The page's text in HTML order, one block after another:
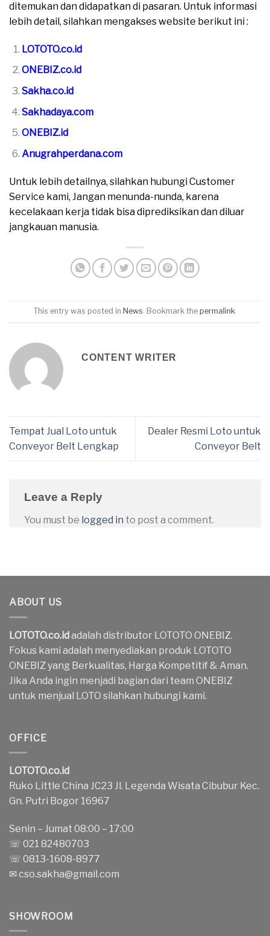
ditemukan dan didapatkan di pasaran. Untuk informasi
lebih detail, silahkan mengakses website berikut ini :
LOTOTO.co.id
ONEBIZ.co.id
Sakha.co.id
Sakhadaya.com
ONEBIZ.id
Anugrahperdana.com
Untuk lebih detailnya, silahkan hubungi Customer
Service kami, Jangan menunda-nunda, karena
kecelakaan kerja tidak bisa diprediksikan dan diluar
jangkauan manusia.
This entry was posted in News. Bookmark the permalink.
CONTENT WRITER
Tempat Jual Loto untuk
Conveyor Belt Lengkap
Dealer Resmi Loto untuk
Conveyor Belt
Leave a Reply
You must be logged in to post a comment.
ABOUT US
LOTOTO.co.idadalah distributor LOTOTO ONEBIZ.
Fokus kami adalah menyediakan produk LOTOTO
ONEBIZ yang Berkualitas, Harga Kompetitif & Aman.
Jika Anda ingin menjadi bagian dari team ONEBIZ
untuk menjual LOTO silahkan hubungi kami.
OFFICE
LOTOTO.co.id
Ruko Little China JC23 Jl. Legenda Wisata Cibubur Kec.
Gn. Putri Bogor 16967
Senin – Jumat 08:00 – 17:00
☏ 021 82480703
☏ 0813-1608-8977
✉cso.sakha@gmail.com
SHOWROOM